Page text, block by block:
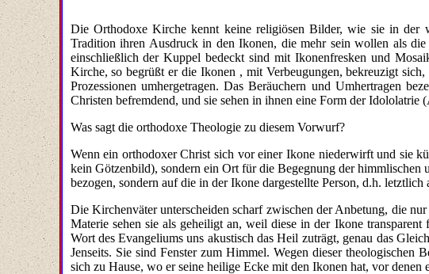
Die Orthodoxe Kirche kennt keine religiösen Bilder, wie sie in der
Tradition ihren Ausdruck in den Ikonen, die mehr sein wollen als
einschließlich der Kuppel bedeckt sind mit Ikonenfresken und
Kirche, so begrüßt er die Ikonen , mit Verbeu­gungen, bekreuzigt
Pro­zessionen umhergetragen. Das Beräuchern und Umhertragen
Christen befremdend, und sie sehen in ihnen eine Form der Idololatrie
Was sagt die orthodoxe Theologie zu diesem Vorwurf?
Wenn ein orthodoxer Christ sich vor einer Ikone niederwirft und sie
kein Götzenbild), sondern ein Ort für die Begegnung der
bezogen, sondern auf die in der Ikone dargestellte Person, d.h.
Die Kirchenväter unterscheiden scharf zwischen der Anbetung, die
Materie sehen sie als geheiligt an, weil diese in der Ikone
Wort des Evangeliums uns akustisch das Heil zuträgt, genau das
Jenseits. Sie sind Fenster zum Himmel. Wegen dieser
sich zu Hause, wo er seine heilige Ecke mit den Ikonen hat, vor